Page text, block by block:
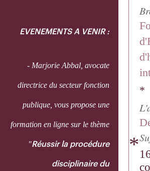
EVENEMENTS A VENIR :
- Marjorie Abbal, avocate
directrice du secteur fonction
publique, vous propose une
formation en ligne sur le thème
"Réussir la procédure
disciplinaire du
*
*